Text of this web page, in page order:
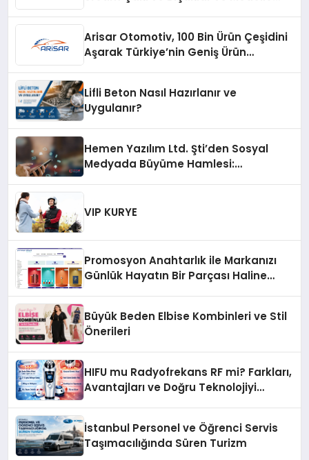
Arisar Otomotiv, 100 Bin Ürün Çeşidini
Aşarak Türkiye’nin Geniş Ürün
Lifli Beton Nasıl Hazırlanır ve
Uygulanır?
Hemen Yazılım Ltd. Şti’den Sosyal
Medyada Büyüme Hamlesi:
VIP KURYE
Promosyon Anahtarlık ile Markanızı
Günlük Hayatın Bir Parçası Haline
Büyük Beden Elbise Kombinleri ve Stil
Önerileri
HIFU mu Radyofrekans RF mi? Farkları,
Avantajları ve Doğru Teknolojiyi
İstanbul Personel ve Öğrenci Servis
Taşımacılığında Süren Turizm